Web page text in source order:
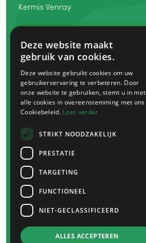
Kermis Venray
Winkelen
Koopzondag
Winkels
Markten
Venray bon
Eten&drinken
Plan je bezoek
Route&parkeren
Overnachten
Heb je een vraag?
© 2026 -&
Deze website maakt
gebruik van cookies.
Deze website gebruikt cookies om uw
gebruikerservaring te verbeteren. Door
onze website te gebruiken, stemt u in met
alle cookies in overeenstemming met ons
Cookiebeleid. Lees verder
STRIKT NOODZAKELIJK
PRESTATIE
TARGETING
FUNCTIONEEL
NIET-GECLASSIFICEERD
ALLES ACCEPTEREN